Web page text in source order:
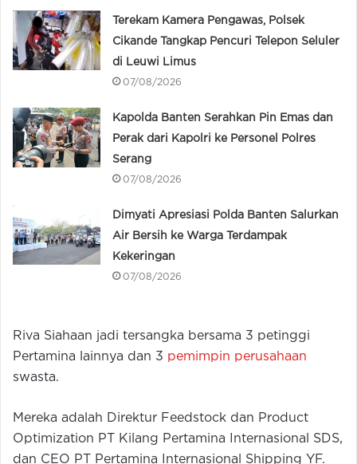
Terekam Kamera Pengawas, Polsek
Cikande Tangkap Pencuri Telepon Seluler
di Leuwi Limus
07/08/2026
Kapolda Banten Serahkan Pin Emas dan
Perak dari Kapolri ke Personel Polres
Serang
07/08/2026
Dimyati Apresiasi Polda Banten Salurkan
Air Bersih ke Warga Terdampak
Kekeringan
07/08/2026
Riva Siahaan jadi tersangka bersama 3 petinggi
Pertamina lainnya dan 3 pemimpin perusahaan
swasta.
Mereka adalah Direktur Feedstock dan Product
Optimization PT Kilang Pertamina Internasional SDS,
dan CEO PT Pertamina Internasional Shipping YF.